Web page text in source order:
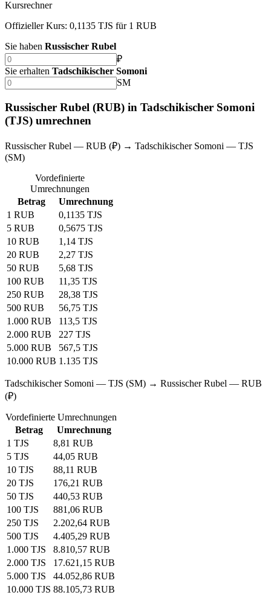
Kursrechner
Offizieller Kurs: 0,1135 TJS für 1 RUB
Sie haben Russischer Rubel
₽
Sie erhalten Tadschikischer Somoni
SM
Russischer Rubel (RUB) in Tadschikischer Somoni
(TJS) umrechnen
Russischer Rubel — RUB (₽) → Tadschikischer Somoni — TJS
(SM)
Vordefinierte
Umrechnungen
Betrag
Umrechnung
1 RUB
0,1135 TJS
5 RUB
0,5675 TJS
10 RUB
1,14 TJS
20 RUB
2,27 TJS
50 RUB
5,68 TJS
100 RUB
11,35 TJS
250 RUB
28,38 TJS
500 RUB
56,75 TJS
1.000 RUB
113,5 TJS
2.000 RUB
227 TJS
5.000 RUB
567,5 TJS
10.000 RUB 1.135 TJS
Tadschikischer Somoni — TJS (SM) → Russischer Rubel — RUB
(₽)
Vordefinierte Umrechnungen
Betrag
Umrechnung
1 TJS
8,81 RUB
5 TJS
44,05 RUB
10 TJS
88,11 RUB
20 TJS
176,21 RUB
50 TJS
440,53 RUB
100 TJS
881,06 RUB
250 TJS
2.202,64 RUB
500 TJS
4.405,29 RUB
1.000 TJS
8.810,57 RUB
2.000 TJS
17.621,15 RUB
5.000 TJS
44.052,86 RUB
10.000 TJS 88.105,73 RUB